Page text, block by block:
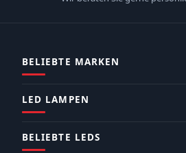
BELIEBTE MARKEN
LED LAMPEN
BELIEBTE LEDS